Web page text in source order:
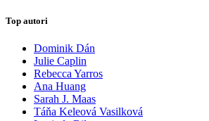
Top autori
Dominik Dán
Julie Caplin
Rebecca Yarros
Ana Huang
Sarah J. Maas
Táňa Keleová Vasilková